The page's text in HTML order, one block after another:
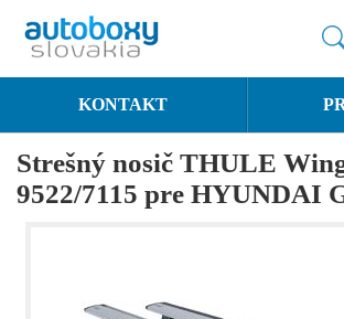
KONTAKT
Strešný nosič THULE
9522/7115 pre HYUNDAI